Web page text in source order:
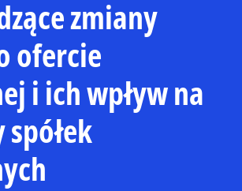
zmiany
ofercie
i ich wpływ na
spółek